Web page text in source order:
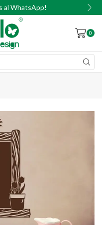
al WhatsApp!
0